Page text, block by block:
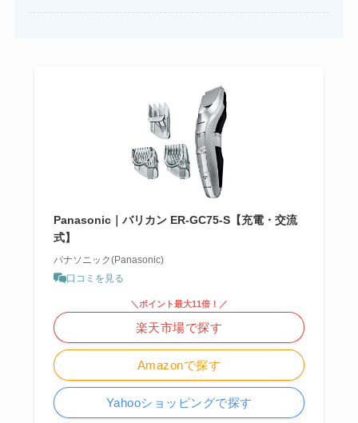
Panasonic｜バリカン ER-GC75-S【充電・交流
式】
パナソニック(Panasonic)
口コミを見る
Amazonで探す
＼ポイント最大11倍！／
楽天市場で探す
Yahooショッピングで探す